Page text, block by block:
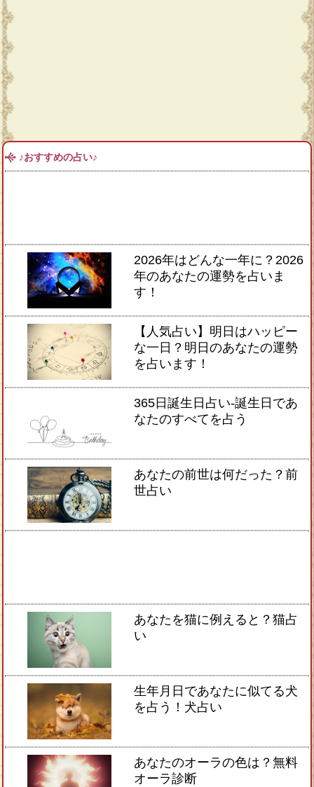
♪おすすめの占い♪
2026年はどんな一年に？2026
年のあなたの運勢を占いま
す！
【人気占い】明日はハッピー
な一日？明日のあなたの運勢
を占います！
365日誕生日占い-誕生日であ
なたのすべてを占う
あなたの前世は何だった？前
世占い
あなたを猫に例えると？猫占
い
生年月日であなたに似てる犬
を占う！犬占い
あなたのオーラの色は？無料
オーラ診断